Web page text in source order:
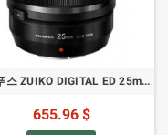
올림푸스 ZUIKO DIGITAL ED 25mm Pro - 렌즈 마이크로 포서즈
655.96 $